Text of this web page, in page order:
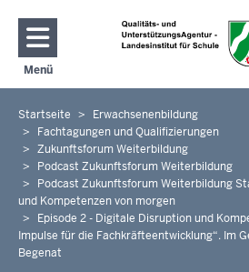
Direkt zum
Menü
Navigation aktivieren/deaktivieren:
Sie
befinden
sich
hier
Startseite
Erwachsenenbildung
Fachtagungen und Qualifizierungen
Zukunftsforum Weiterbildung
Podcast Zukunftsforum Weiterbildung
Podcast Zukunftsforum Weiterbildung
und Kompetenzen von morgen
Episode 2 - Digitale Disruption und
Impulse für die Fachkräfteentwicklung“. Im
Begenat